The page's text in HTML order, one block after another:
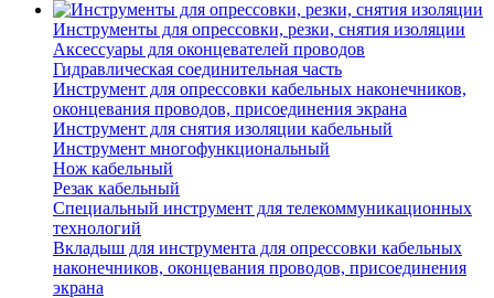
Инструменты для опрессовки, резки, снятия изоляции
Аксессуары для оконцевателей проводов
Гидравлическая соединительная часть
Инструмент для опрессовки кабельных наконечников,
оконцевания проводов, присоединения экрана
Инструмент для снятия изоляции кабельный
Инструмент многофункциональный
Нож кабельный
Резак кабельный
Специальный инструмент для телекоммуникационных
технологий
Вкладыш для инструмента для опрессовки кабельных
наконечников, оконцевания проводов, присоединения
экрана